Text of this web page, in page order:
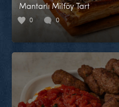
Mantarlı Milföy Tart
0 0